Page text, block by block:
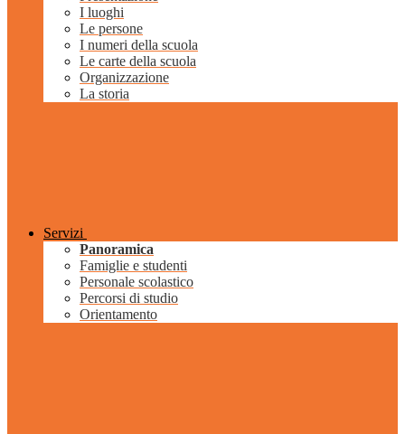
I luoghi
Le persone
I numeri della scuola
Le carte della scuola
Organizzazione
La storia
Servizi
Panoramica
Famiglie e studenti
Personale scolastico
Percorsi di studio
Orientamento